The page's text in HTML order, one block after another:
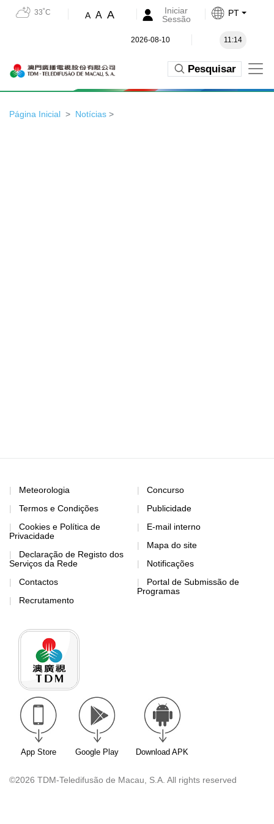
33˚C A A A
Iniciar
Sessão
PT
2026-08-10 11:14
Pesquisar
Página Inicial Notícias >
Meteorologia
Termos e Condições
Cookies e Política de
Privacidade
Declaração de Registo dos
Serviços da Rede
Contactos
Recrutamento
Concurso
Publicidade
E-mail interno
Mapa do site
Notificações
Portal de Submissão de
Programas
App Store Google Play Download APK
©2026 TDM-Teledifusão de Macau, S.A. All rights reserved